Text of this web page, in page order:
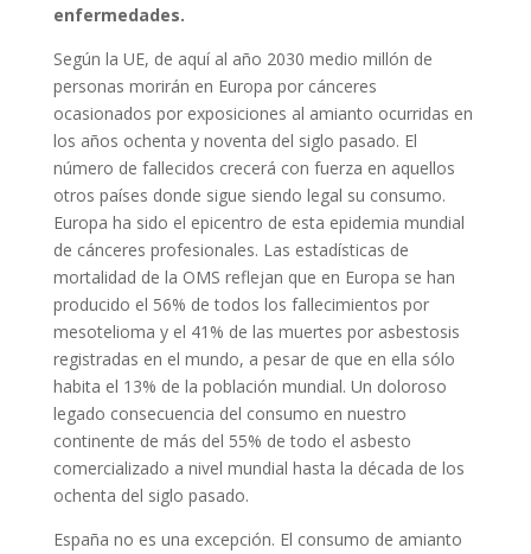
enfermedades.
Según la UE, de aquí al año 2030 medio millón de
personas morirán en Europa por cánceres
ocasionados por exposiciones al amianto ocurridas en
los años ochenta y noventa del siglo pasado. El
número de fallecidos crecerá con fuerza en aquellos
otros países donde sigue siendo legal su consumo.
Europa ha sido el epicentro de esta epidemia mundial
de cánceres profesionales. Las estadísticas de
mortalidad de la OMS reflejan que en Europa se han
producido el 56% de todos los fallecimientos por
mesotelioma y el 41% de las muertes por asbestosis
registradas en el mundo, a pesar de que en ella sólo
habita el 13% de la población mundial. Un doloroso
legado consecuencia del consumo en nuestro
continente de más del 55% de todo el asbesto
comercializado a nivel mundial hasta la década de los
ochenta del siglo pasado.
España no es una excepción. El consumo de amianto